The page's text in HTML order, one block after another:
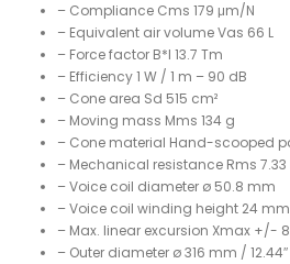
– Compliance Cms 179 μm/N
– Equivalent air volume Vas 66 L
– Force factor B*I 13.7 Tm
– Efficiency 1 W / 1 m – 90 dB
– Cone area Sd 515 cm²
– Moving mass Mms 134 g
– Cone material Hand-scooped
– Mechanical resistance Rms
– Voice coil diameter ø 50.8 mm
– Voice coil winding height 24 mm
– Max. linear excursion Xmax +/-
– Outer diameter ø 316 mm / 12.44″